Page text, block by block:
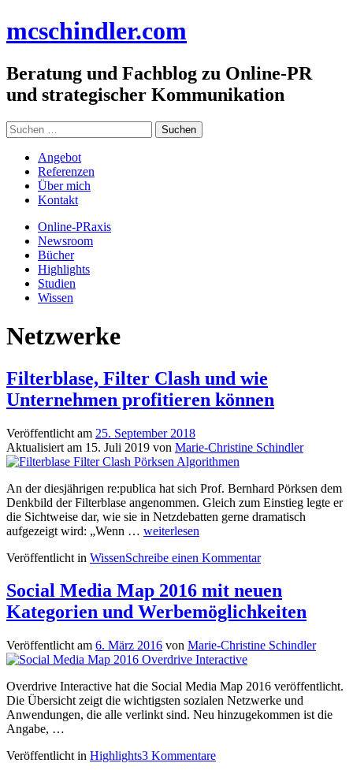
Inhalt
mcschindler.com
Beratung und Fachblog zu Online-PR
und strategischer Kommunikation
Suchen
nach:
Angebot
Referenzen
Über mich
Kontakt
Online-PRaxis
Newsroom
Bücher
Highlights
Studien
Wissen
Netzwerke
Filterblase, Filter Clash und wie
Unternehmen profitieren können
Veröffentlicht am 25. September 2018
Aktualisiert am 15. Juli 2019 von Marie-Christine Schindler
An der diesjährigen re:publica hat sich Prof. Bernhard Pörksen dem
Denkbild der Filterblase angenommen. Gleich zum Einstieg legte er
die Sichtweise dar, wie sie in Netzdebatten gerne dramatisch
aufgezeigt wird: „Wenn … Filterblase,
Clash
wie
Unternehmen
profitieren
weiterlesen
Veröffentlicht in WissenSchreibe einen Kommentar
Social Media Map 2016 mit neuen
Kategorien und Werbemöglichkeiten
Veröffentlicht am 6. März 2016 von Marie-Christine Schindler
Overdrive Interactive hat die Social Media Map 2016 veröffentlicht.
Die Übersicht zeigt die wichtigsten sozialen Netzwerke und
Anwendungen, die alle verlinkt sind. Neu hinzugekommen ist die
Angabe, …
Veröffentlicht in Highlights3 Kommentare